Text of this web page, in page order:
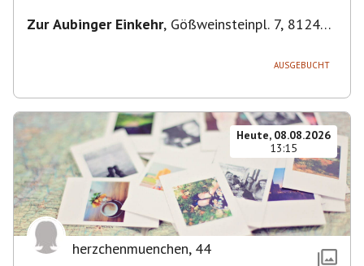
Zur Aubinger Einkehr, Gößweinsteinpl. 7, 81249
AUSGEBUCHT
Heute, 08.08.2026
13:15
herzchenmuenchen, 44